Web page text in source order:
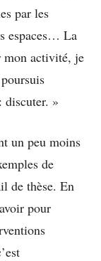
par les
espaces… La
mon activité, je
discuter. »
un peu moins
de
de thèse. En
pour